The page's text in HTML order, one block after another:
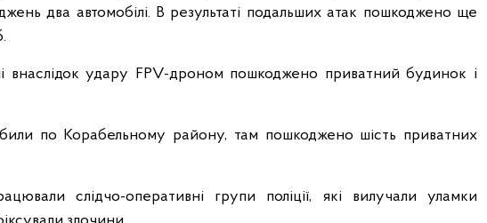
два автомобілі. В результаті подальших атак пошкоджено ще
внаслідок удару FPV-дроном пошкоджено приватний будинок і
по Корабельному району, там пошкоджено шість приватних
слідчо-оперативні групи поліції, які вилучали уламки